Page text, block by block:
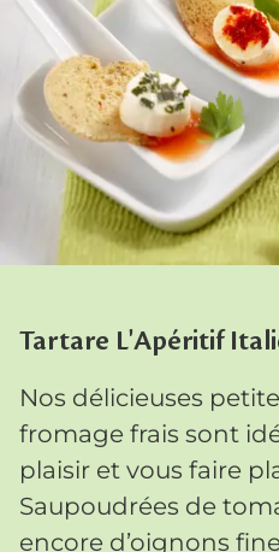
Tartare L'Apéritif
Nos délicieuses
fromage frais sont
plaisir et vous faire
Saupoudrées de
encore d’oignons